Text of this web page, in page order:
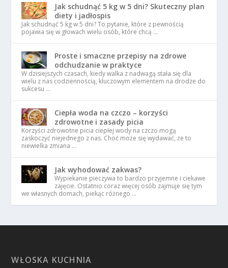
Jak schudnąć 5 kg w 5 dni? Skuteczny plan
diety i jadłospis
Jak schudnąć 5 kg w 5 dni? To pytanie, które z pewnością
pojawia się w głowach wielu osób, które chcą …
Proste i smaczne przepisy na zdrowe
odchudzanie w praktyce
W dzisiejszych czasach, kiedy walka z nadwagą stała się dla
wielu z nas codziennością, kluczowym elementem na drodze do
sukcesu …
Ciepła woda na czczo – korzyści
zdrowotne i zasady picia
Korzyści zdrowotne picia ciepłej wody na czczo mogą
zaskoczyć niejednego z nas. Choć może się wydawać, że to
niewielka zmiana …
Jak wyhodować zakwas?
Wypiekanie pieczywa to bardzo przyjemne i ciekawe
zajęcie. Ostatnio coraz więcej osób zajmuje się tym
we własnych domach, piekąc różnego …
WŁOSKA KUCHNIA